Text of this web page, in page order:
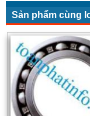
Sản phẩm cùng